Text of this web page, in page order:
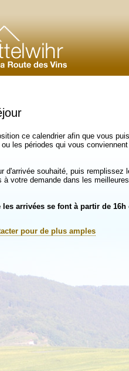
ce calendrier afin que vous
les périodes qui vous
d'arrivée souhaité, puis remplissez
à votre demande dans les meilleures
arrivées se font à partir de 16h
pour de plus amples